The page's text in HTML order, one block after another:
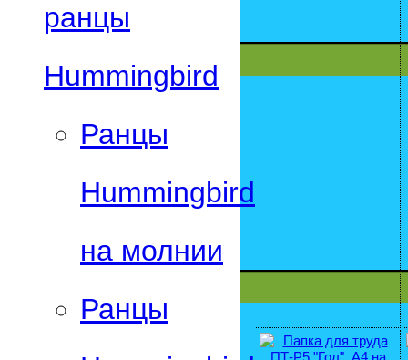
ранцы
Hummingbird
Ранцы
Hummingbird
на молнии
Ранцы